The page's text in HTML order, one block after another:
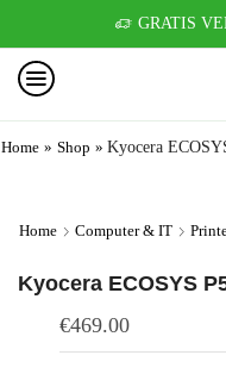
GRATIS
Home » Shop » Kyocera
Home Computer & IT
Kyocera ECOSYS
€469.00